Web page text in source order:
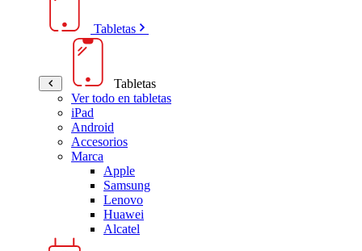
Tabletas
Tabletas
Ver todo en tabletas
iPad
Android
Accesorios
Marca
Apple
Samsung
Lenovo
Huawei
Alcatel